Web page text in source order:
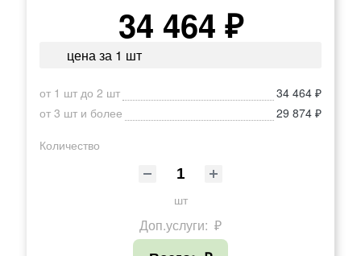
34 464 ₽
цена за 1 шт
от 1 шт до 2 шт
34 464 ₽
от 3 шт и более
29 874 ₽
Количество
шт
Доп.услуги: ₽